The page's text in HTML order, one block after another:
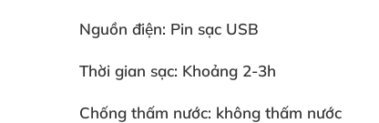
Nguồn điện: Pin sạc USB
Thời gian sạc: Khoảng 2-3h
Chống thấm nước: không thấm nước